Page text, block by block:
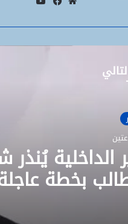
الويب
الداخلية يُنذر
بخطة
نظافة